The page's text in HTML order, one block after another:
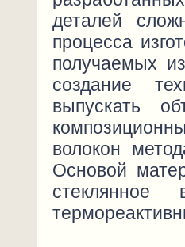
деталей
процесса
получаемых
создание
выпускать
волокон
Основой
стеклянное